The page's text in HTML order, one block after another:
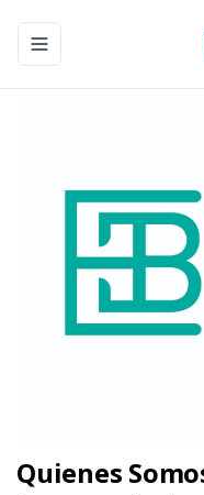
Toggle navigation
Quienes